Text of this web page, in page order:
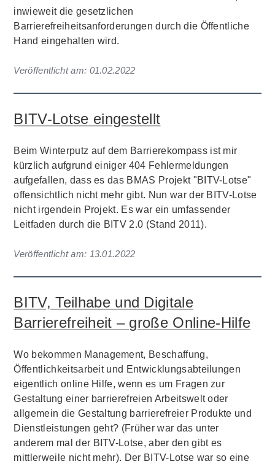
inwieweit die gesetzlichen
Barrierefreiheitsanforderungen durch die Öffentliche
Hand eingehalten wird.
Veröffentlicht am: 01.02.2022
BITV-Lotse eingestellt
Beim Winterputz auf dem Barrierekompass ist mir
kürzlich aufgrund einiger 404 Fehlermeldungen
aufgefallen, dass es das BMAS Projekt "BITV-Lotse"
offensichtlich nicht mehr gibt. Nun war der BITV-Lotse
nicht irgendein Projekt. Es war ein umfassender
Leitfaden durch die BITV 2.0 (Stand 2011).
Veröffentlicht am: 13.01.2022
BITV, Teilhabe und Digitale
Barrierefreiheit – große Online-Hilfe
Wo bekommen Management, Beschaffung,
Öffentlichkeitsarbeit und Entwicklungsabteilungen
eigentlich online Hilfe, wenn es um Fragen zur
Gestaltung einer barrierefreien Arbeitswelt oder
allgemein die Gestaltung barrierefreier Produkte und
Dienstleistungen geht? (Früher war das unter
anderem mal der BITV-Lotse, aber den gibt es
mittlerweile nicht mehr). Der BITV-Lotse war so eine